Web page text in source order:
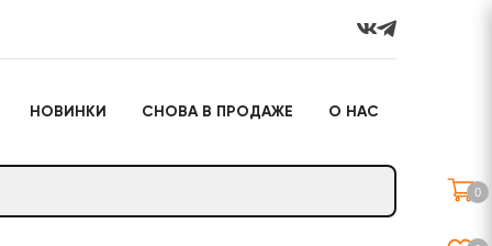
НОВИНКИ СНОВА В ПРОДАЖЕ О НАС
Настольные игры
Подарочные наборы
Слайм
0